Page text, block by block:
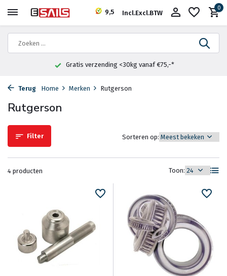
9,5 Incl.Excl.BTW
0
Gratis verzending <30kg vanaf €75,-*
Terug Home Merken Rutgerson
Rutgerson
Filter
4 producten Toon:
Sorteren op: